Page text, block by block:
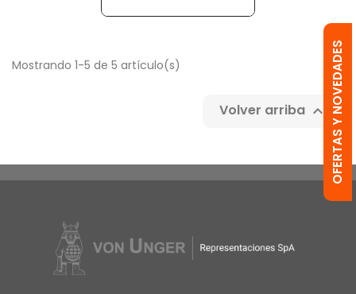
Mostrando 1-5 de 5 artículo(s)
Volver arriba  OFERTAS Y NOVEDADES